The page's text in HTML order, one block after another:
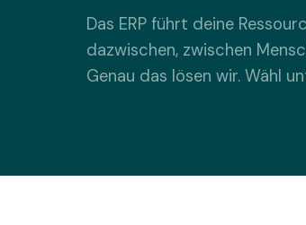
Das ERP führt deine
dazwischen, zwischen
Genau das lösen wir. Wähl